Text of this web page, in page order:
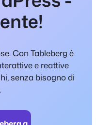
Con Tableberg è
e reattive
senza bisogno di